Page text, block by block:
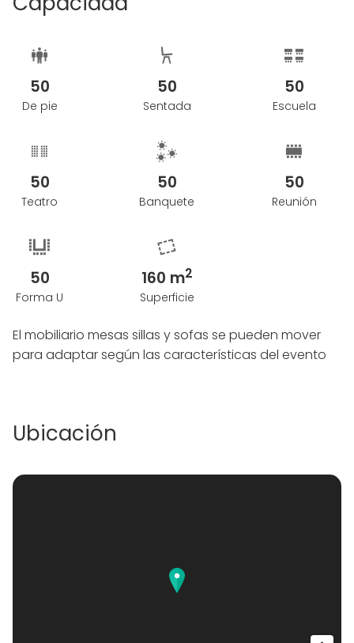
50
De pie
50
Sentada
50
Escuela
50
Teatro
50
Banquete
50
Reunión
50
Forma U
160 m2
Superficie
El mobiliario mesas sillas y sofas se pueden mover
para adaptar según las características del evento
Ubicación